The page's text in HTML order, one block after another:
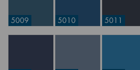
5009 5010 5011